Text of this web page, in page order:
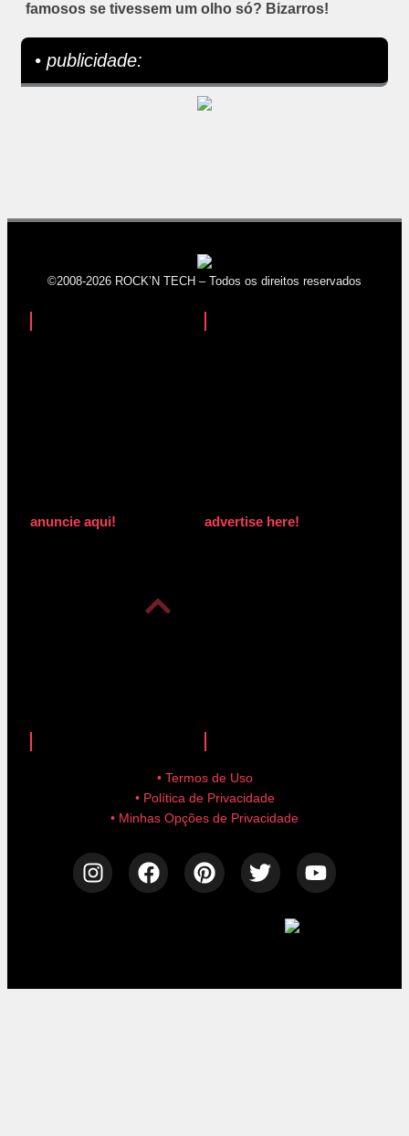
famosos se tivessem um olho só? Bizarros!
• publicidade:
©2008-2026 ROCK’N TECH – Todos os direitos reservados
anuncie aqui! advertise here!
• Termos de Uso
• Política de Privacidade
• Minhas Opções de Privacidade